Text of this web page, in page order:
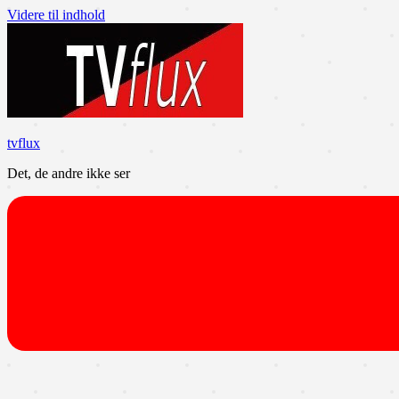
Videre til indhold
tvflux
Det, de andre ikke ser